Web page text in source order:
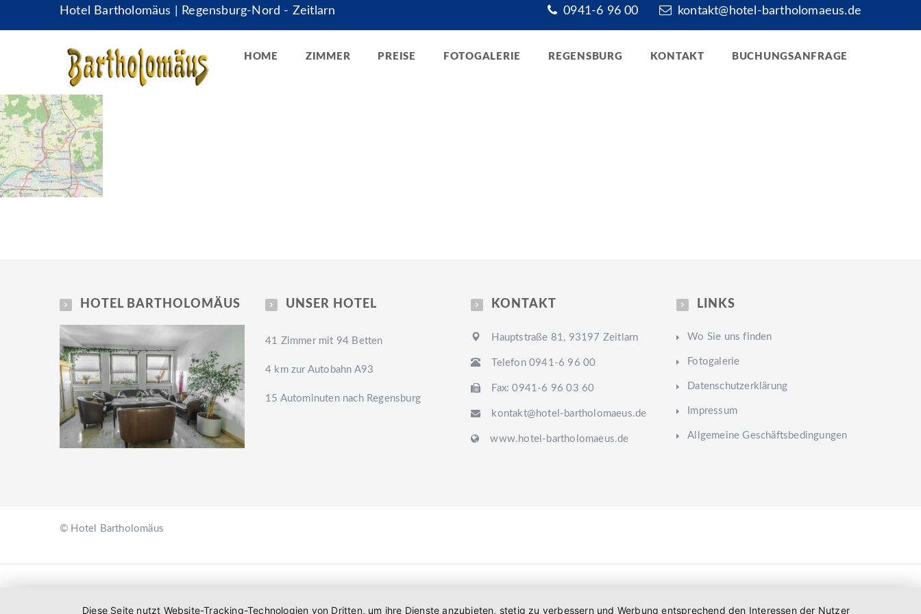
Hotel Bartholomäus | Regensburg-Nord - Zeitlarn 0941-6 96 00 kontakt@hotel-bartholomaeus.de
HOME ZIMMER PREISE FOTOGALERIE REGENSBURG KONTAKT BUCHUNGSANFRAGE
HOTEL BARTHOLOMÄUS UNSER HOTEL
41 Zimmer mit 94 Betten
4 km zur Autobahn A93
15 Autominuten nach Regensburg
KONTAKT
Hauptstraße 81, 93197 Zeitlarn
Telefon 0941-6 96 00
Fax: 0941-6 96 03 60
kontakt@hotel-bartholomaeus.de
www.hotel-bartholomaeus.de
LINKS
Wo Sie uns finden
Fotogalerie
Datenschutzerklärung
Impressum
Allgemeine Geschäftsbedingungen
© Hotel Bartholomäus
Diese Seite nutzt Website-Tracking-Technologien von Dritten, um ihre Dienste anzubieten, stetig zu verbessern und Werbung entsprechend den Interessen der Nutzer